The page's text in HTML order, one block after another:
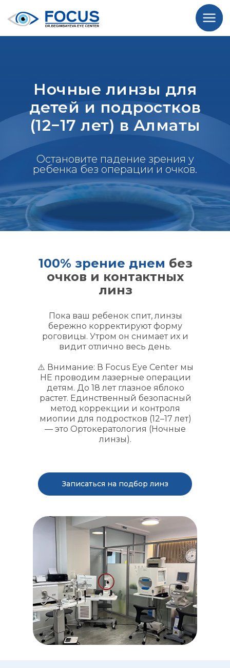
Ночные линзы для
детей и подростков
(12−17 лет) в Алматы
Остановите падение зрения у
ребенка без операции и очков.
100% зрение днем без
очков и контактных
линз
Пока ваш ребенок спит, линзы
бережно корректируют форму
роговицы. Утром он снимает их и
видит отлично весь день.
⚠️ Внимание: В Focus Eye Center мы
НЕ проводим лазерные операции
детям. До 18 лет глазное яблоко
растет. Единственный безопасный
метод коррекции и контроля
миопии для подростков (12–17 лет)
— это Ортокератология (Ночные
линзы).
Записаться на подбор линз